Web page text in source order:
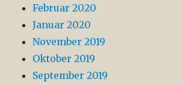
Februar 2020
Januar 2020
November 2019
Oktober 2019
September 2019